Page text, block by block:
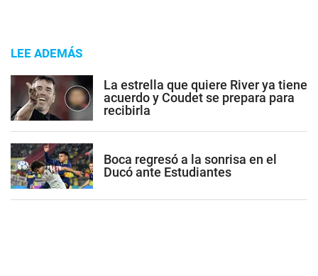
LEE ADEMÁS
La estrella que quiere River ya tiene
acuerdo y Coudet se prepara para
recibirla
Boca regresó a la sonrisa en el
Ducó ante Estudiantes